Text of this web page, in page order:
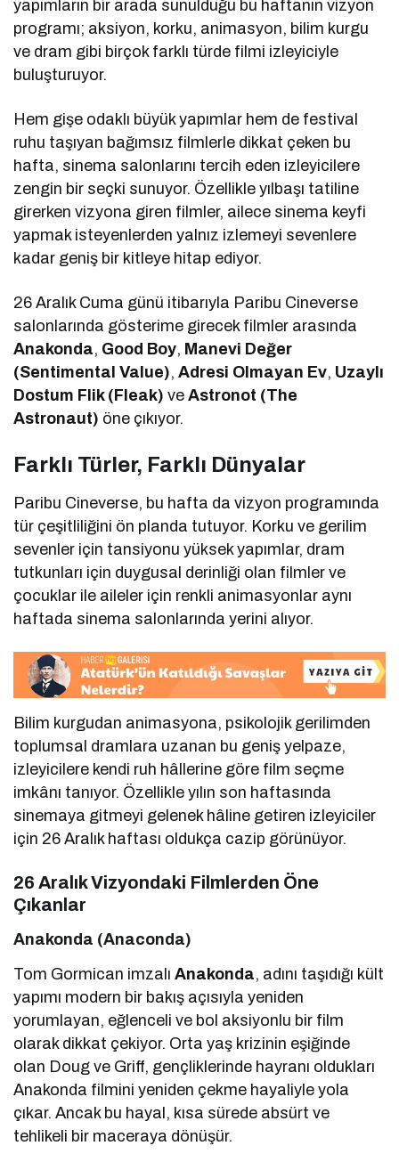
yapımların bir arada sunulduğu bu haftanın vizyon
programı; aksiyon, korku, animasyon, bilim kurgu
ve dram gibi birçok farklı türde filmi izleyiciyle
buluşturuyor.
Hem gişe odaklı büyük yapımlar hem de festival
ruhu taşıyan bağımsız filmlerle dikkat çeken bu
hafta, sinema salonlarını tercih eden izleyicilere
zengin bir seçki sunuyor. Özellikle yılbaşı tatiline
girerken vizyona giren filmler, ailece sinema keyfi
yapmak isteyenlerden yalnız izlemeyi sevenlere
kadar geniş bir kitleye hitap ediyor.
26 Aralık Cuma günü itibarıyla Paribu Cineverse
salonlarında gösterime girecek filmler arasında
Anakonda, Good Boy, Manevi Değer
(Sentimental Value),Adresi Olmayan Ev, Uzaylı
Dostum Flik (Fleak) veAstronot (The
Astronaut) öne çıkıyor.
Farklı Türler, Farklı Dünyalar
Paribu Cineverse, bu hafta da vizyon programında
tür çeşitliliğini ön planda tutuyor. Korku ve gerilim
sevenler için tansiyonu yüksek yapımlar, dram
tutkunları için duygusal derinliği olan filmler ve
çocuklar ile aileler için renkli animasyonlar aynı
haftada sinema salonlarında yerini alıyor.
Bilim kurgudan animasyona, psikolojik gerilimden
toplumsal dramlara uzanan bu geniş yelpaze,
izleyicilere kendi ruh hâllerine göre film seçme
imkânı tanıyor. Özellikle yılın son haftasında
sinemaya gitmeyi gelenek hâline getiren izleyiciler
için 26 Aralık haftası oldukça cazip görünüyor.
26 Aralık Vizyondaki Filmlerden Öne
Çıkanlar
Anakonda (Anaconda)
Tom Gormican imzalıAnakonda, adını taşıdığı kült
yapımı modern bir bakış açısıyla yeniden
yorumlayan, eğlenceli ve bol aksiyonlu bir film
olarak dikkat çekiyor. Orta yaş krizinin eşiğinde
olan Doug ve Griff, gençliklerinde hayranı oldukları
Anakonda filmini yeniden çekme hayaliyle yola
çıkar. Ancak bu hayal, kısa sürede absürt ve
tehlikeli bir maceraya dönüşür.